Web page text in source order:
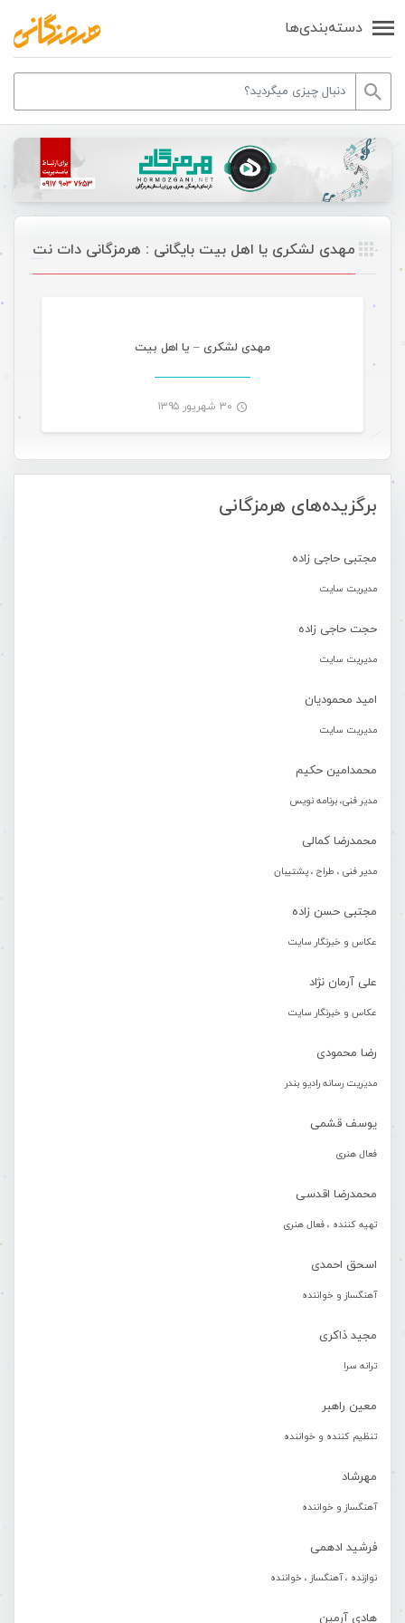
دسته‌بندی‌ها
برگزیده‌های هرمزگانی
مجتبی حاجی زاده
مدیریت سایت
حجت حاجی زاده
مدیریت سایت
امید محمودیان
مدیریت سایت
محمدامین حکیم
مدیر فنی، برنامه نویس
محمدرضا کمالی
مدیر فنی ، طراح ، پشتیبان
مجتبی حسن زاده
عکاس و خبرنگار سایت
علی آرمان نژاد
عکاس و خبرنگار سایت
رضا محمودی
مدیریت رسانه رادیو بندر
یوسف قشمی
فعال هنری
محمدرضا اقدسی
تهیه کننده ، فعال هنری
اسحق احمدی
آهنگساز و خواننده
مجید ذاکری
ترانه سرا
معین راهبر
تنظیم کننده و خواننده
مهرشاد
آهنگساز و خواننده
فرشید ادهمی
نوازنده ، آهنگساز ، خواننده
هادی آرمین
مهدی لشکری یا اهل بیت بایگانی : هرمزگانی دات نت
مهدی لشکری – یا اهل بیت
۳۰ شهریور ۱۳۹۵